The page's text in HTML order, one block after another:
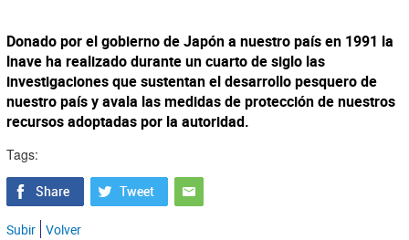
Donado por el gobierno de Japón a nuestro país en 1991 la
lnave ha realizado durante un cuarto de siglo las
investigaciones que sustentan el desarrollo pesquero de
nuestro país y avala las medidas de protección de nuestros
recursos adoptadas por la autoridad.
Tags:
Subir Volver